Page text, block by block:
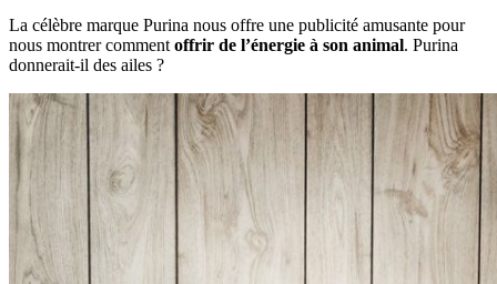
La célèbre marque Purina nous offre une publicité amusante pour
nous montrer comment offrir de l’énergie à son animal. Purina
donnerait-il des ailes ?